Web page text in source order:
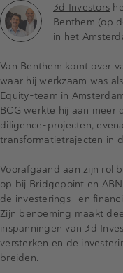
3d Investors
Benthem (op
in het
Van Benthem komt over
waar hij werkzaam was
Equity-team in
BCG werkte hij aan
diligence-projecten,
transformatietrajecten in
Voorafgaand aan zijn rol
op bij Bridgepoint en
de investerings- en
Zijn benoeming maakt
inspanningen van 3d
versterken en de
breiden.